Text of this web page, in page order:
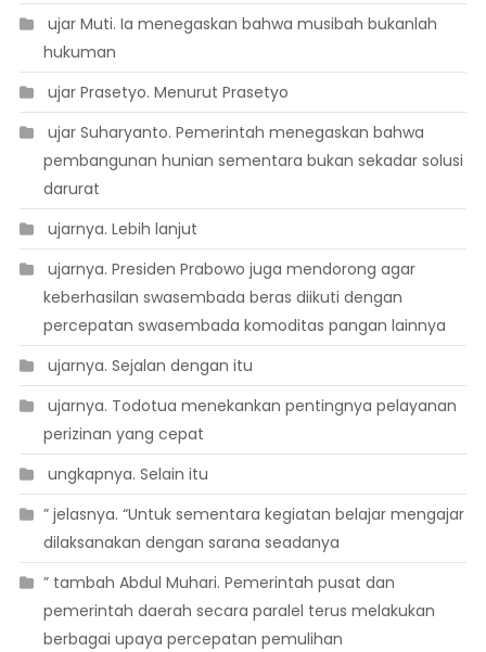
 ujar Muti. Ia menegaskan bahwa musibah bukanlah
hukuman
 ujar Prasetyo. Menurut Prasetyo
 ujar Suharyanto. Pemerintah menegaskan bahwa
pembangunan hunian sementara bukan sekadar solusi
darurat
 ujarnya. Lebih lanjut
 ujarnya. Presiden Prabowo juga mendorong agar
keberhasilan swasembada beras diikuti dengan
percepatan swasembada komoditas pangan lainnya
 ujarnya. Sejalan dengan itu
 ujarnya. Todotua menekankan pentingnya pelayanan
perizinan yang cepat
 ungkapnya. Selain itu
” jelasnya. “Untuk sementara kegiatan belajar mengajar
dilaksanakan dengan sarana seadanya
” tambah Abdul Muhari. Pemerintah pusat dan
pemerintah daerah secara paralel terus melakukan
berbagai upaya percepatan pemulihan